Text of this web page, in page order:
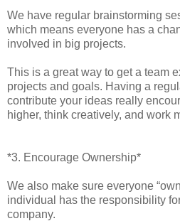
We have regular brainstorming
which means everyone has a
involved in big projects.
This is a great way to get a team
projects and goals. Having a
contribute your ideas really
higher, think creatively, and work
*3. Encourage Ownership*
We also make sure everyone
individual has the responsibility
company.